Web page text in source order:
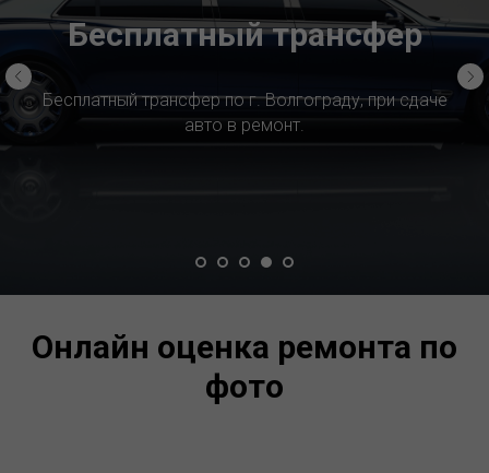
Бесплатный трансфер
Бесплатный трансфер по г. Волгограду, при сдаче
авто в ремонт.
Онлайн оценка ремонта по
фото